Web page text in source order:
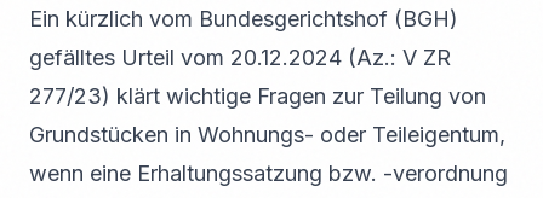
Ein kürzlich vom Bundesgerichtshof (BGH)
gefälltes Urteil vom 20.12.2024 (Az.: V ZR
277/23) klärt wichtige Fragen zur Teilung von
Grundstücken in Wohnungs- oder Teileigentum,
wenn eine Erhaltungssatzung bzw. -verordnung